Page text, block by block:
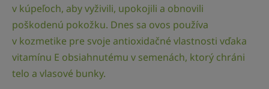
v kúpeľoch, aby vyživili, upokojili a obnovili
poškodenú pokožku. Dnes sa ovos používa
v kozmetike pre svoje antioxidačné vlastnosti vďaka
vitamínu E obsiahnutému v semenách, ktorý chráni
telo a vlasové bunky.